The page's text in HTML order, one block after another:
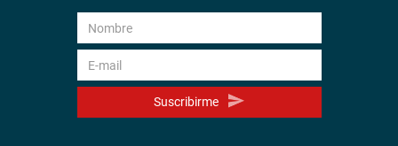
Suscribirme